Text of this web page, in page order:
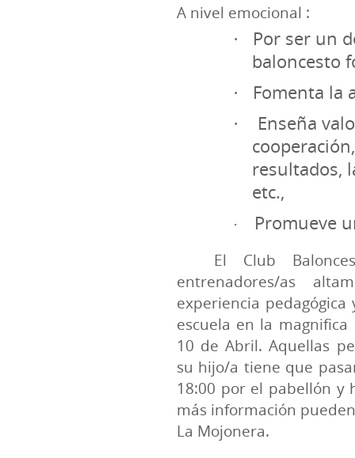
A nivel emocional :
·
Por ser un
baloncesto
· Fomenta la
·
Enseña
resultados,
etc.,
· Promueve
El Club
entrenadores/as
experiencia
escuela en la magnifica
10 de Abril. Aquellas
su hijo/a tiene que
18:00 por el pabellón y
más información
La Mojonera.